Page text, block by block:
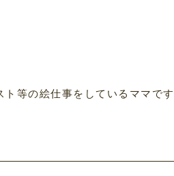
等の絵仕事をしているママで